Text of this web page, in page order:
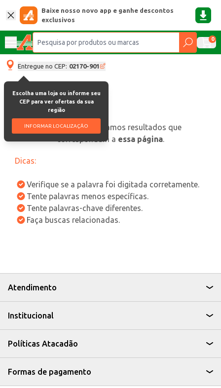
Baixe nosso novo app e ganhe descontos
exclusivos
0
Entregue no CEP: 02170-901
Escolha uma loja ou informe seu
CEP para ver ofertas da sua
região
INFORMAR LOCALIZAÇÃO
oops, não encontramos resultados que
correspondam a essa página.
Dicas:
Verifique se a palavra foi digitada corretamente.
Tente palavras menos específicas.
Tente palavras-chave diferentes.
Faça buscas relacionadas.
Atendimento
Institucional
Políticas Atacadão
Formas de pagamento